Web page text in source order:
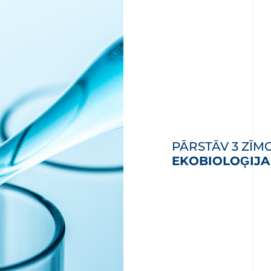
PĀRSTĀV 3
EKOBIOLOĢIJA